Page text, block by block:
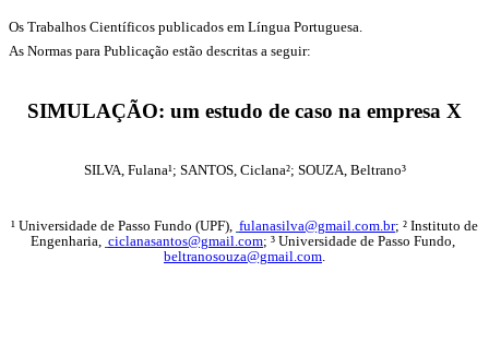
Os Trabalhos Científicos publicados em Língua Portuguesa.
As Normas para Publicação estão descritas a seguir:
SIMULAÇÃO: um estudo de caso na empresa X
SILVA, Fulana¹; SANTOS, Ciclana²; SOUZA, Beltrano³
¹ Universidade de Passo Fundo (UPF), fulanasilva@gmail.com.br; ² Instituto de
Engenharia, ciclanasantos@gmail.com; ³ Universidade de Passo Fundo,
beltranosouza@gmail.com.